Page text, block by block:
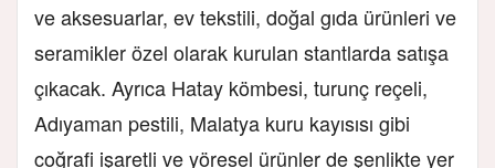
ve aksesuarlar, ev tekstili, doğal gıda ürünleri ve
seramikler özel olarak kurulan stantlarda satışa
çıkacak. Ayrıca Hatay kömbesi, turunç reçeli,
Adıyaman pestili, Malatya kuru kayısısı gibi
coğrafi işaretli ve yöresel ürünler de şenlikte yer